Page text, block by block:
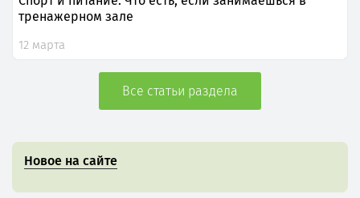
тренажерном зале
12 марта
Все статьи раздела
Новое на сайте